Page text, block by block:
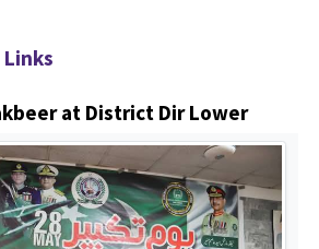
Links
at District Dir Lower